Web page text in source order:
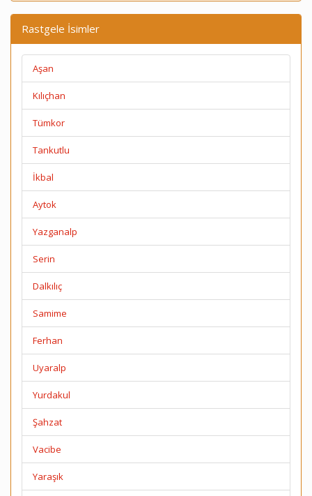
Rastgele İsimler
Aşan
Kılıçhan
Tümkor
Tankutlu
İkbal
Aytok
Yazganalp
Serin
Dalkılıç
Samime
Ferhan
Uyaralp
Yurdakul
Şahzat
Vacibe
Yaraşık